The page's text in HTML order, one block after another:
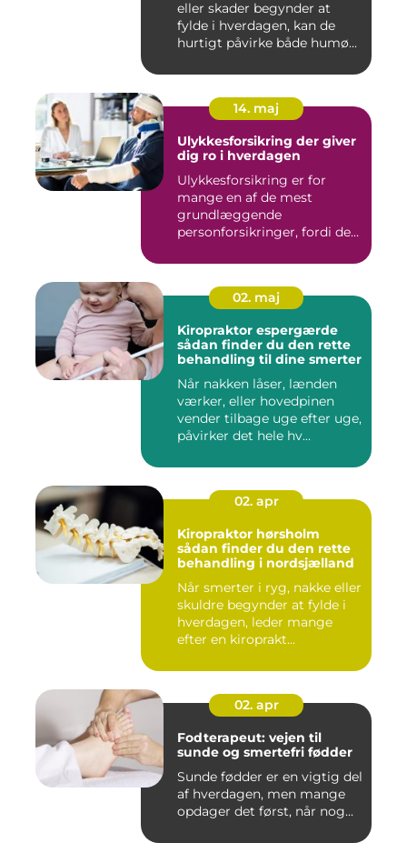
eller skader begynder at
fylde i hverdagen, kan de
hurtigt påvirke både humø...
14. maj
Ulykkesforsikring der giver
dig ro i hverdagen
Ulykkesforsikring er for
mange en af de mest
grundlæggende
personforsikringer, fordi den
02. maj
Kiropraktor espergærde
sådan finder du den rette
behandling til dine smerter
Når nakken låser, lænden
værker, eller hovedpinen
vender tilbage uge efter uge,
påvirker det hele hv...
02. apr
Kiropraktor hørsholm
sådan finder du den rette
behandling i nordsjælland
Når smerter i ryg, nakke eller
skuldre begynder at fylde i
hverdagen, leder mange
efter en kiroprakt...
02. apr
Fodterapeut: vejen til
sunde og smertefri fødder
Sunde fødder er en vigtig del
af hverdagen, men mange
opdager det først, når nog...